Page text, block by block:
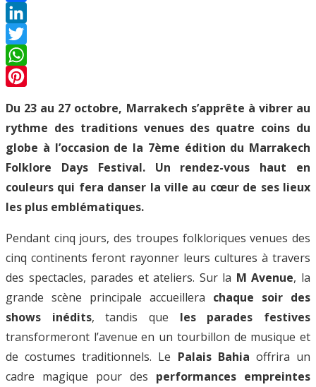
Facebook
LinkedIn
Twitter
WhatsApp
Du 23 au 27 octobre, Marrakech s’apprête à vibrer au
rythme des traditions venues des quatre coins du
globe à l’occasion de la 7ème édition du Marrakech
Folklore Days Festival. Un rendez-vous haut en
couleurs qui fera danser la ville au cœur de ses lieux
les plus emblématiques.
Pendant cinq jours, des troupes folkloriques venues des
cinq continents feront rayonner leurs cultures à travers
des spectacles, parades et ateliers. Sur la M Avenue, la
grande scène principale accueillera chaque soir des
shows inédits, tandis que les parades festives
transformeront l’avenue en un tourbillon de musique et
de costumes traditionnels. Le Palais Bahia offrira un
cadre magique pour des performances empreintes